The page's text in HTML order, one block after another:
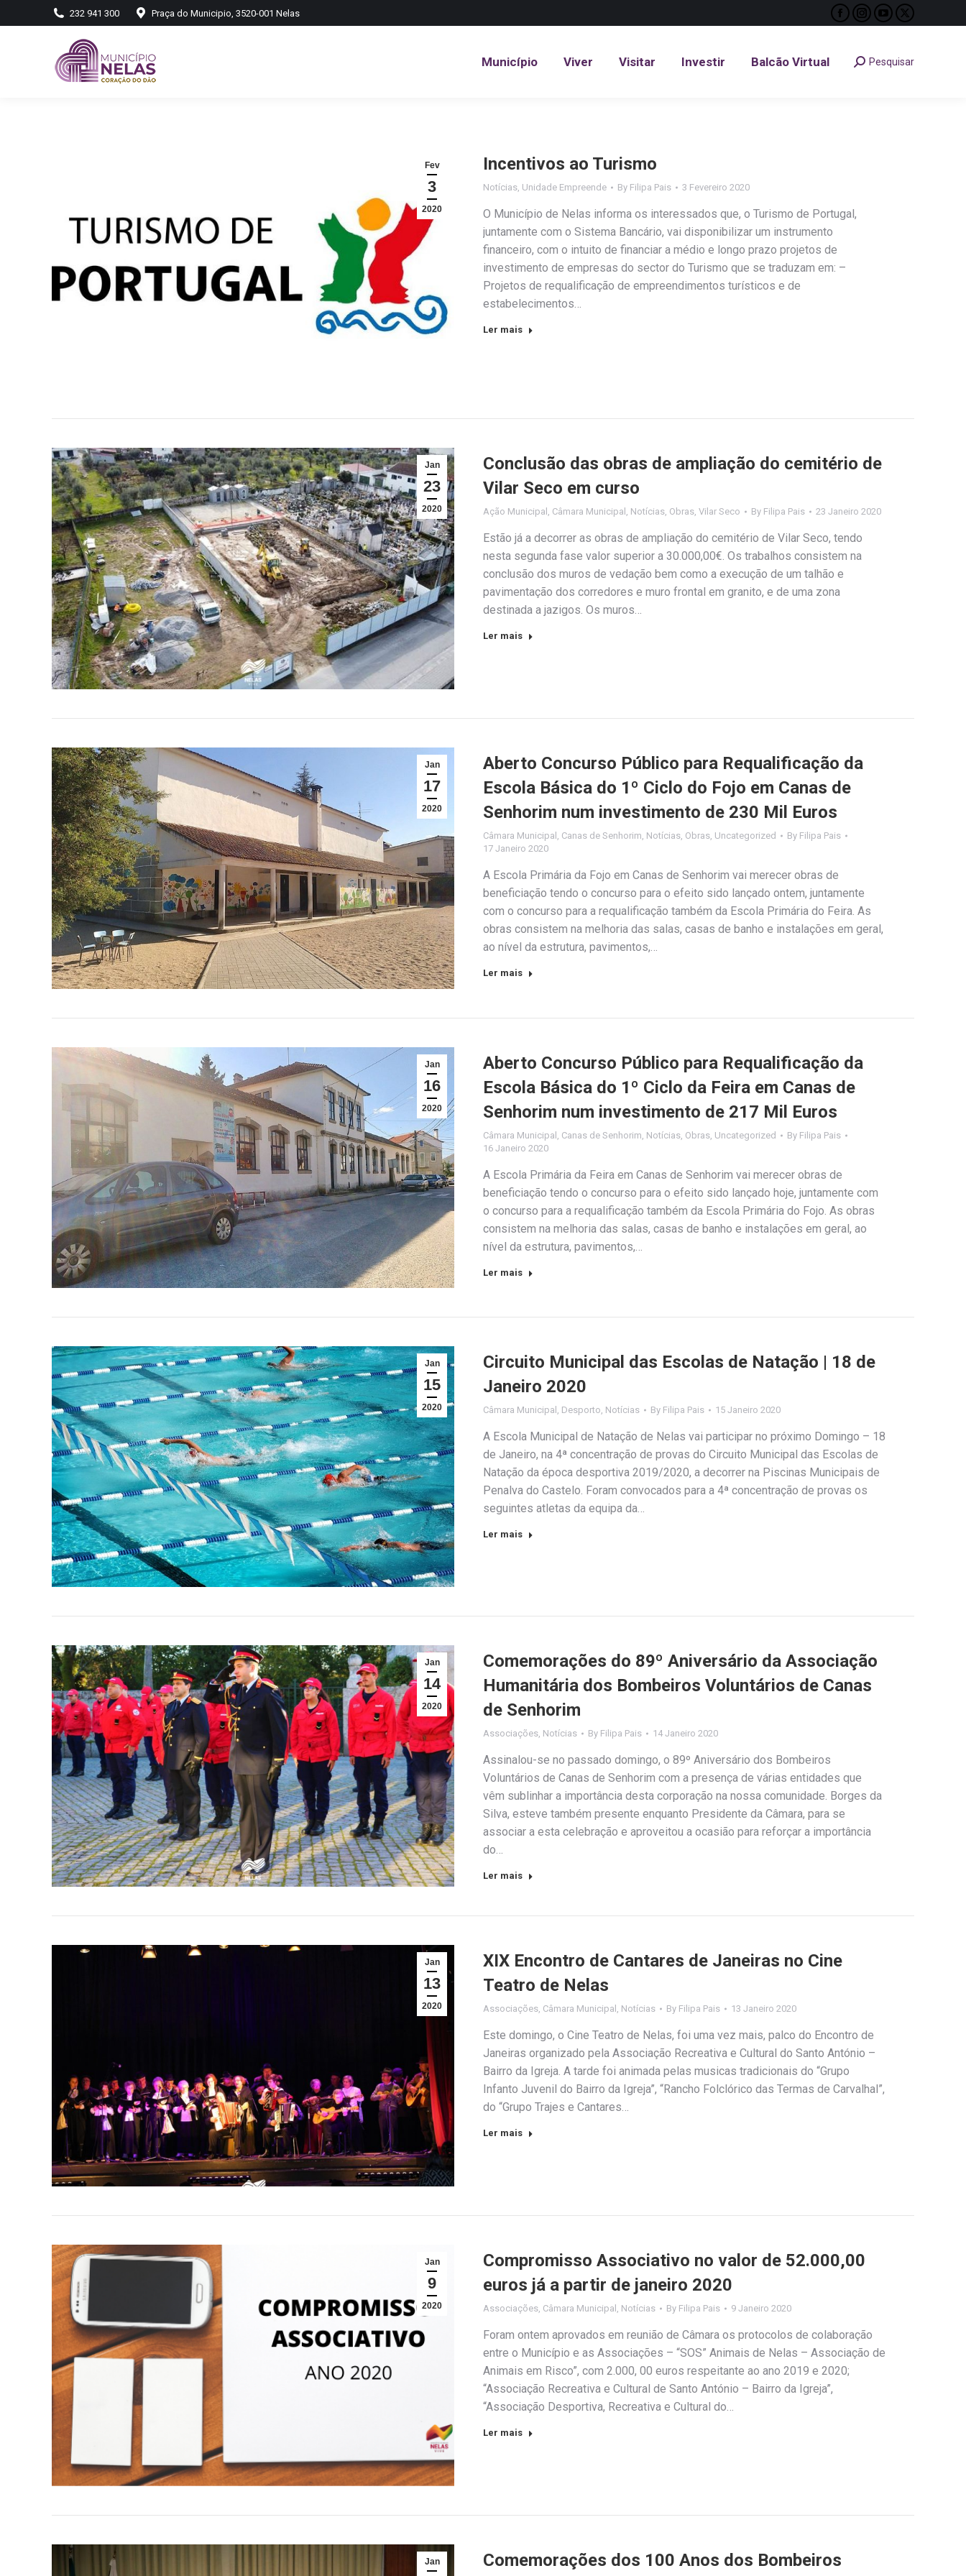
232 941 300 Praça do Municipio, 3520-001 Nelas
Facebook
opens
Instagram
opens
YouTube
opens
X
opens
Município Viver Visitar Investir Balcão Virtual Search:Pesquisar
Fev
3
2020
Incentivos ao Turismo
Notícias, Unidade Empreende By Filipa Pais 3 Fevereiro 2020
O Município de Nelas informa os interessados que, o Turismo de Portugal,
juntamente com o Sistema Bancário, vai disponibilizar um instrumento
financeiro, com o intuito de financiar a médio e longo prazo projetos de
investimento de empresas do sector do Turismo que se traduzam em: –
Projetos de requalificação de empreendimentos turísticos e de
estabelecimentos…
Ler mais
Jan
23
2020
Conclusão das obras de ampliação do cemitério de
Vilar Seco em curso
Ação Municipal Câmara Municipal Notícias Obras Vilar Seco By Filipa Pais 23 Janeiro 2020
Estão já a decorrer as obras de ampliação do cemitério de Vilar Seco, tendo
nesta segunda fase valor superior a 30.000,00€. Os trabalhos consistem na
conclusão dos muros de vedação bem como a execução de um talhão e
pavimentação dos corredores e muro frontal em granito, e de uma zona
destinada a jazigos. Os muros…
Ler mais
Jan
17
2020
Aberto Concurso Público para Requalificação da
Escola Básica do 1º Ciclo do Fojo em Canas de
Senhorim num investimento de 230 Mil Euros
Câmara Municipal , Canas de Senhorim, Notícias, Obras, Uncategorized By Filipa Pais
17 Janeiro 2020
A Escola Primária da Fojo em Canas de Senhorim vai merecer obras de
beneficiação tendo o concurso para o efeito sido lançado ontem, juntamente
com o concurso para a requalificação também da Escola Primária do Feira. As
obras consistem na melhoria das salas, casas de banho e instalações em geral,
ao nível da estrutura, pavimentos,…
Ler mais
Jan
16
2020
Aberto Concurso Público para Requalificação da
Escola Básica do 1º Ciclo da Feira em Canas de
Senhorim num investimento de 217 Mil Euros
Câmara Municipal Canas de Senhorim Notícias Obras Uncategorized By Filipa Pais
16 Janeiro 2020
A Escola Primária da Feira em Canas de Senhorim vai merecer obras de
beneficiação tendo o concurso para o efeito sido lançado hoje, juntamente com
o concurso para a requalificação também da Escola Primária do Fojo. As obras
consistem na melhoria das salas, casas de banho e instalações em geral, ao
nível da estrutura, pavimentos,…
Ler mais
Jan
15
2020
Circuito Municipal das Escolas de Natação | 18 de
Janeiro 2020
Câmara Municipal Desporto Notícias By Filipa Pais 15 Janeiro 2020
A Escola Municipal de Natação de Nelas vai participar no próximo Domingo – 18
de Janeiro, na 4ª concentração de provas do Circuito Municipal das Escolas de
Natação da época desportiva 2019/2020, a decorrer na Piscinas Municipais de
Penalva do Castelo. Foram convocados para a 4ª concentração de provas os
seguintes atletas da equipa da…
Ler mais
Jan
14
2020
Comemorações do 89º Aniversário da Associação
Humanitária dos Bombeiros Voluntários de Canas
de Senhorim
Associações, Notícias By Filipa Pais 14 Janeiro 2020
Assinalou-se no passado domingo, o 89º Aniversário dos Bombeiros
Voluntários de Canas de Senhorim com a presença de várias entidades que
vêm sublinhar a importância desta corporação na nossa comunidade. Borges da
Silva, esteve também presente enquanto Presidente da Câmara, para se
associar a esta celebração e aproveitou a ocasião para reforçar a importância
do…
Ler mais
Jan
13
2020
XIX Encontro de Cantares de Janeiras no Cine
Teatro de Nelas
Associações Câmara Municipal Notícias By Filipa Pais 13 Janeiro 2020
Este domingo, o Cine Teatro de Nelas, foi uma vez mais, palco do Encontro de
Janeiras organizado pela Associação Recreativa e Cultural do Santo António –
Bairro da Igreja. A tarde foi animada pelas musicas tradicionais do “Grupo
Infanto Juvenil do Bairro da Igreja”, “Rancho Folclórico das Termas de Carvalhal”,
do “Grupo Trajes e Cantares…
Ler mais
Jan
9
2020
Compromisso Associativo no valor de 52.000,00
euros já a partir de janeiro 2020
Associações Câmara Municipal Notícias By Filipa Pais 9 Janeiro 2020
Foram ontem aprovados em reunião de Câmara os protocolos de colaboração
entre o Município e as Associações – “SOS” Animais de Nelas – Associação de
Animais em Risco”, com 2.000, 00 euros respeitante ao ano 2019 e 2020;
“Associação Recreativa e Cultural de Santo António – Bairro da Igreja”,
“Associação Desportiva, Recreativa e Cultural do…
Ler mais
Jan
Comemorações dos 100 Anos dos Bombeiros
Município Viver Visitar Investir Balcão Virtual Search:
Pesquisar